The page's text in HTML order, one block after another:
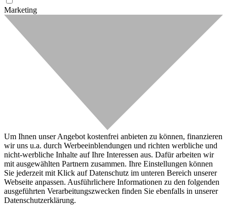
Marketing
Um Ihnen unser Angebot kostenfrei anbieten zu können, finanzieren
wir uns u.a. durch Werbeeinblendungen und richten werbliche und
nicht-werbliche Inhalte auf Ihre Interessen aus. Dafür arbeiten wir
mit ausgewählten Partnern zusammen. Ihre Einstellungen können
Sie jederzeit mit Klick auf Datenschutz im unteren Bereich unserer
Webseite anpassen. Ausführlichere Informationen zu den folgenden
ausgeführten Verarbeitungszwecken finden Sie ebenfalls in unserer
Datenschutzerklärung.